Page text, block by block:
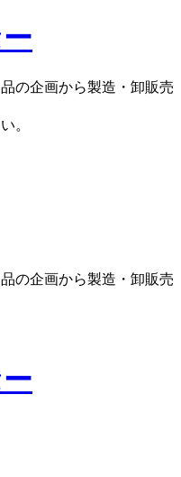
の企画から製造・卸販売
。
の企画から製造・卸販売